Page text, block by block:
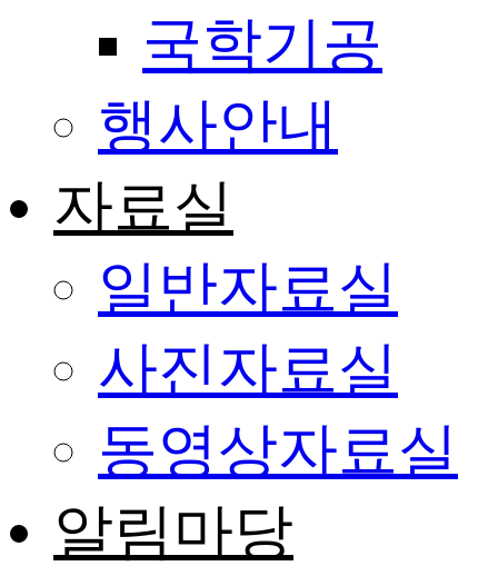
국학기공
행사안내
자료실
일반자료실
사진자료실
동영상자료실
알림마당